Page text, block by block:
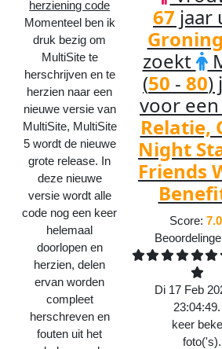
herziening code
Momenteel ben ik
druk bezig om
MultiSite te
herschrijven en te
herzien naar een
nieuwe versie van
MultiSite, MultiSite
5 wordt de nieuwe
grote release. In
deze nieuwe
versie wordt alle
code nog een keer
helemaal
doorlopen en
herzien, delen
ervan worden
compleet
herschreven en
fouten uit het
67 jaar
zoekt
(50 - 80)
voor een
Relatie,
Night
Friends
Score: 7.0
Di 17 Feb
23:04:49.
keer
foto('s).